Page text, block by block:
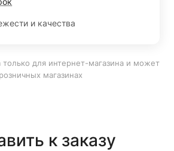
и качества
только для интернет-магазина и может
магазинах
к заказу